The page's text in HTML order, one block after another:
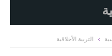
التربية الأخلاقية